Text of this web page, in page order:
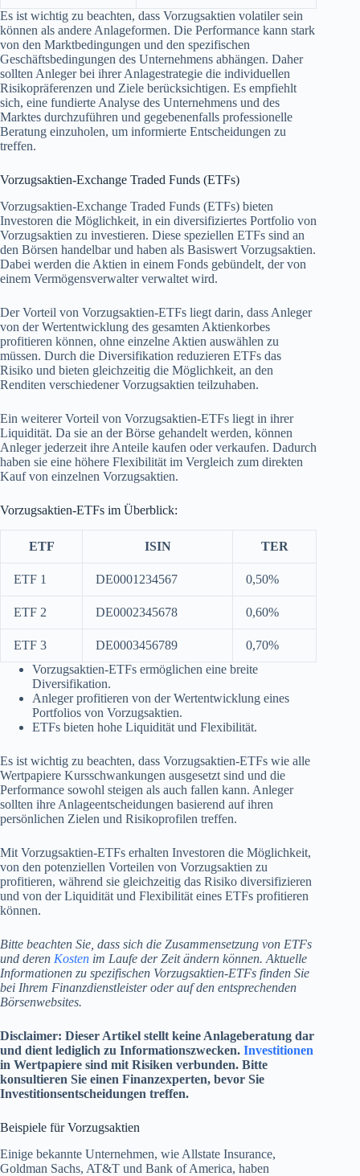
Es ist wichtig zu beachten, dass Vorzugsaktien volatiler sein
können als andere Anlageformen. Die Performance kann stark
von den Marktbedingungen und den spezifischen
Geschäftsbedingungen des Unternehmens abhängen. Daher
sollten Anleger bei ihrer Anlagestrategie die individuellen
Risikopräferenzen und Ziele berücksichtigen. Es empfiehlt
sich, eine fundierte Analyse des Unternehmens und des
Marktes durchzuführen und gegebenenfalls professionelle
Beratung einzuholen, um informierte Entscheidungen zu
treffen.
Vorzugsaktien-Exchange Traded Funds (ETFs)
Vorzugsaktien-Exchange Traded Funds (ETFs) bieten
Investoren die Möglichkeit, in ein diversifiziertes Portfolio von
Vorzugsaktien zu investieren. Diese speziellen ETFs sind an
den Börsen handelbar und haben als Basiswert Vorzugsaktien.
Dabei werden die Aktien in einem Fonds gebündelt, der von
einem Vermögensverwalter verwaltet wird.
Der Vorteil von Vorzugsaktien-ETFs liegt darin, dass Anleger
von der Wertentwicklung des gesamten Aktienkorbes
profitieren können, ohne einzelne Aktien auswählen zu
müssen. Durch die Diversifikation reduzieren ETFs das
Risiko und bieten gleichzeitig die Möglichkeit, an den
Renditen verschiedener Vorzugsaktien teilzuhaben.
Ein weiterer Vorteil von Vorzugsaktien-ETFs liegt in ihrer
Liquidität. Da sie an der Börse gehandelt werden, können
Anleger jederzeit ihre Anteile kaufen oder verkaufen. Dadurch
haben sie eine höhere Flexibilität im Vergleich zum direkten
Kauf von einzelnen Vorzugsaktien.
Vorzugsaktien-ETFs im Überblick:
ETF ISIN TER
ETF 1 DE0001234567 0,50%
ETF 2 DE0002345678 0,60%
ETF 3 DE0003456789
0,70%
Vorzugsaktien-ETFs ermöglichen eine breite
Diversifikation.
Anleger profitieren von der Wertentwicklung eines
Portfolios von Vorzugsaktien.
ETFs bieten hohe Liquidität und Flexibilität.
Es ist wichtig zu beachten, dass Vorzugsaktien-ETFs wie alle
Wertpapiere Kursschwankungen ausgesetzt sind und die
Performance sowohl steigen als auch fallen kann. Anleger
sollten ihre Anlageentscheidungen basierend auf ihren
persönlichen Zielen und Risikoprofilen treffen.
Mit Vorzugsaktien-ETFs erhalten Investoren die Möglichkeit,
von den potenziellen Vorteilen von Vorzugsaktien zu
profitieren, während sie gleichzeitig das Risiko diversifizieren
und von der Liquidität und Flexibilität eines ETFs profitieren
können.
Bitte beachten Sie, dass sich die Zusammensetzung von ETFs
und deren Kosten im Laufe der Zeit ändern können. Aktuelle
Informationen zu spezifischen Vorzugsaktien-ETFs finden Sie
bei Ihrem Finanzdienstleister oder auf den entsprechenden
Börsenwebsites.
Disclaimer: Dieser Artikel stellt keine Anlageberatung dar
und dient lediglich zu Informationszwecken. Investitionen
in Wertpapiere sind mit Risiken verbunden. Bitte
konsultieren Sie einen Finanzexperten, bevor Sie
Investitionsentscheidungen treffen.
Beispiele für Vorzugsaktien
Einige bekannte Unternehmen, wie Allstate Insurance,
Goldman Sachs, AT&T und Bank of America, haben